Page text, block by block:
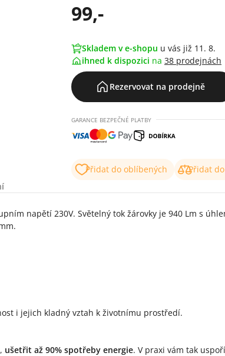
99,-
Skladem v e-shopu u vás již 11. 8.
ihned k dispozici na 38 prodejnách
Rezervovat na prodejně
GARANCE BEZPEČNÉ PLATBY
Přidat do oblíbených Přidat
napětí 230V. Světelný tok žárovky je 940 Lm s
i jejich kladný vztah k životnímu prostředí.
ušetřit až 90% spotřeby energie. V praxi vám tak